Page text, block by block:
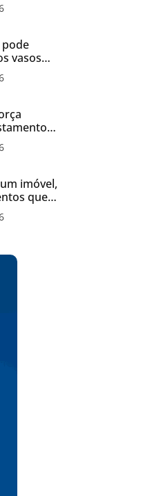
vasos
infância,
imóvel,
que
e